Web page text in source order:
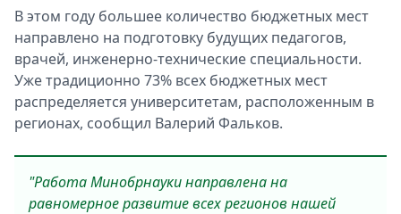
В этом году большее количество бюджетных мест
направлено на подготовку будущих педагогов,
врачей, инженерно-технические специальности.
Уже традиционно 73% всех бюджетных мест
распределяется университетам, расположенным в
регионах, сообщил Валерий Фальков.
"Работа Минобрнауки направлена на
равномерное развитие всех регионов нашей